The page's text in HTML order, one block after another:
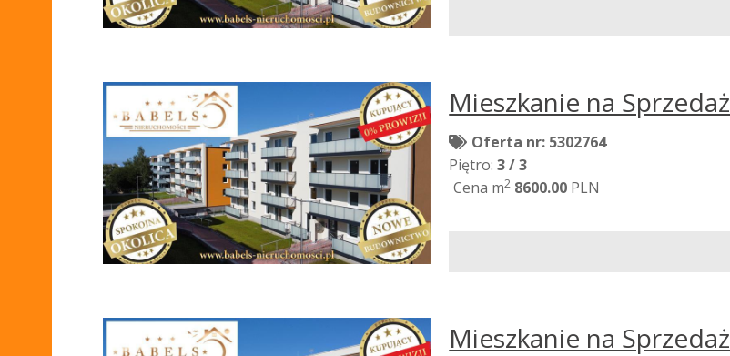
Mieszkanie na Sprzedaż
Oferta nr: 5302764
Piętro:3 / 3
Cena m2 8600.00 PLN
Mieszkanie na Sprzedaż